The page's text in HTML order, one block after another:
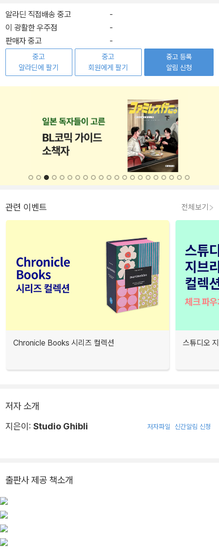
알라딘 직접배송 중고
-
이 광활한 우주점
-
판매자 중고
-
중고
알라딘에 팔기
중고
회원에게 팔기
중고 등록
알림 신청
관련 이벤트 전체보기
Chronicle Books 시리즈 컬렉션 스튜디오
저자 소개
지은이: Studio Ghibli 저자파일 신간알림 신청
출판사 제공 책소개